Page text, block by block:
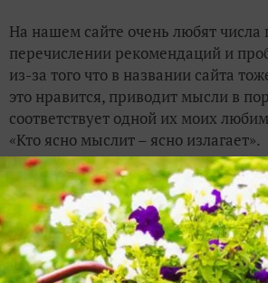
На нашем сайте очень любят числа
перечислении рекомендаций и
из-за того что в названии сайта
это нравится, приводит мысли в
соответствует одной их моих
«Кто ясно мыслит – ясно излагает».
Это может быть полезным:
Мои маленькие пряные
Как выращивать душицу и
подоконнике?
Ароматный огород круглый год